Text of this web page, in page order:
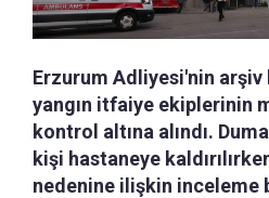
Erzurum Adliyesi'nin arşiv
yangın itfaiye ekiplerinin
kontrol altına alındı.
kişi hastaneye
nedenine ilişkin inceleme